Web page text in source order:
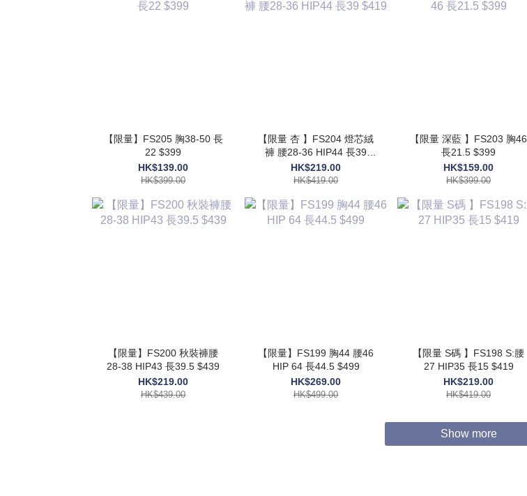
【限量】FS205 胸38-50 長
22 $399
HK$139.00
HK$399.00
【限量 杏 】FS204 燈芯絨
褲 腰28-36 HIP44 長39
$419
HK$219.00
HK$419.00
【限量 深藍 】FS203 胸46
長21.5 $399
HK$159.00
HK$399.00
【限量】FS200 秋裝褲腰
28-38 HIP43 長39.5 $439
HK$219.00
HK$439.00
【限量】FS199 胸44 腰46
HIP 64 長44.5 $499
HK$269.00
HK$499.00
【限量 S碼 】FS198 S:腰
27 HIP35 長15 $419
HK$219.00
HK$419.00
Show more